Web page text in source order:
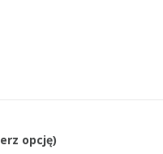
opcję)